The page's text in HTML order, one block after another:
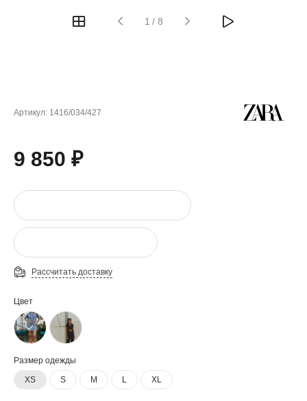
1 / 8
Артикул: 1416/034/427
9 850 ₽
Рассчитать доставку
Цвет
Размер одежды
XS
S M L XL